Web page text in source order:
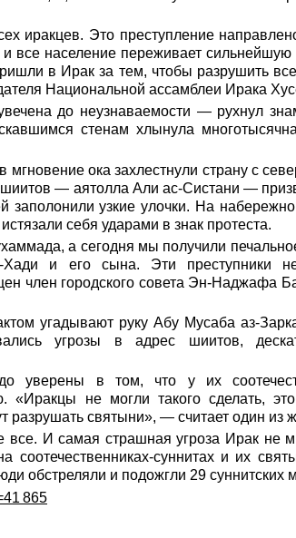
иракцев. Это преступление
все население переживает сильнейшую
в Ирак за тем, чтобы разрушить
Национальной ассамблеи Ирака
до неузнаваемости — рухнул
стенам хлынула
ока захлестнули страну с
— аятолла Али ас-Систани —
узкие улочки. На
себя ударами в знак протеста.
а сегодня мы получили
и его сына. Эти преступники
член городского совета Эн-Наджафа
угадывают руку Абу Мусаба аз-
угрозы в адрес шиитов,
уверены в том, что у их
«Иракцы не могли такого сделать,
разрушать святыни», — считает один из
все. И самая страшная угроза Ирак
соотечественниках-суннитах и их
обстреляли и подожгли 29 суннитских
865